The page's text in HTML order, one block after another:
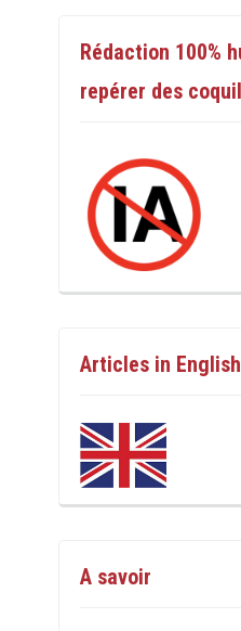
Rédaction 100%
repérer des
Articles in English
A savoir